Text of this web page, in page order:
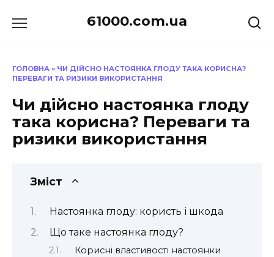
до
61000.com.ua
ГОЛОВНА » ЧИ ДІЙСНО НАСТОЯНКА ГЛОДУ ТАКА КОРИСНА?
ПЕРЕВАГИ ТА РИЗИКИ ВИКОРИСТАННЯ
Чи дійсно настоянка глоду
така корисна? Переваги та
ризики використання
Зміст
Настоянка глоду: користь і шкода
Що таке настоянка глоду?
Корисні властивості настоянки